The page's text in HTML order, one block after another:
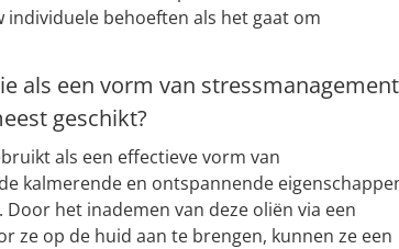
behoeften als het gaat om
als een vorm van stressmanagement
geschikt?
als een effectieve vorm van
kalmerende en ontspannende
het inademen van deze oliën via een
ze op de huid aan te brengen, kunnen ze een